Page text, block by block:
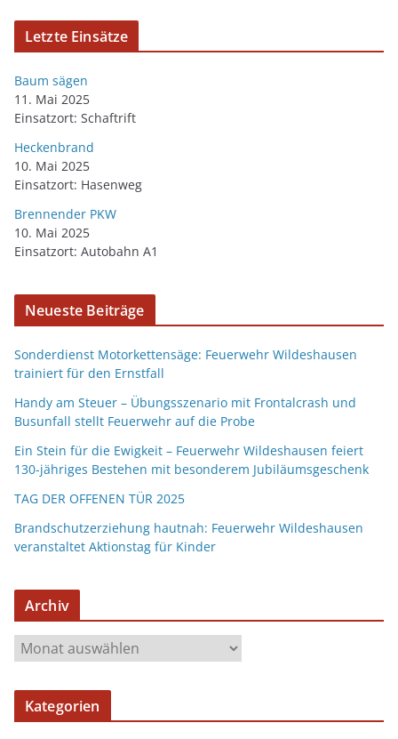
Letzte Einsätze
Baum sägen
11. Mai 2025
Einsatzort: Schaftrift
Heckenbrand
10. Mai 2025
Einsatzort: Hasenweg
Brennender PKW
10. Mai 2025
Einsatzort: Autobahn A1
Neueste Beiträge
Sonderdienst Motorkettensäge: Feuerwehr Wildeshausen
trainiert für den Ernstfall
Handy am Steuer – Übungsszenario mit Frontalcrash und
Busunfall stellt Feuerwehr auf die Probe
Ein Stein für die Ewigkeit – Feuerwehr Wildeshausen feiert
130-jähriges Bestehen mit besonderem Jubiläumsgeschenk
TAG DER OFFENEN TÜR 2025
Brandschutzerziehung hautnah: Feuerwehr Wildeshausen
veranstaltet Aktionstag für Kinder
Archiv
Kategorien